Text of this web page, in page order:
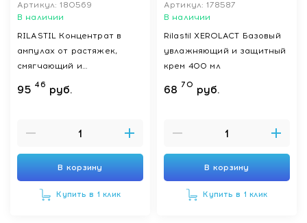
Артикул: 180569
В наличии
RILASTIL Концентрат в
ампулах от растяжек,
смягчающий и
разглаживающий 10 шт по
5 мл
95 46 руб.
В корзину
Купить в 1 клик
Артикул: 178587
В наличии
Rilastil XEROLACT Базовый
увлажняющий и защитный
крем 400 мл
68 70 руб.
В корзину
Купить в 1 клик